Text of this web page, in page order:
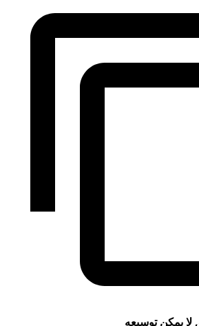
يمكن توسيعه